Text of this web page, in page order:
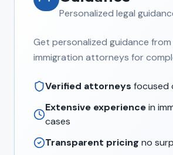
Personalized legal
Get personalized guidance from
immigration attorneys for
Verified attorneys focused
Extensive experiencein
cases
Transparent pricing no